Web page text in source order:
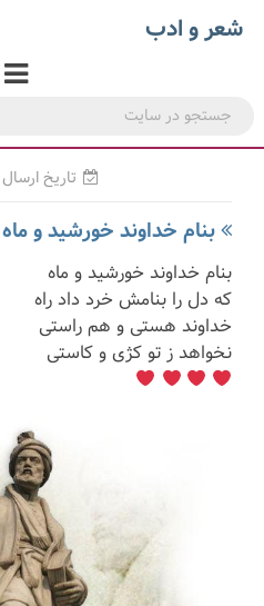
شعر و ادب
تاریخ ارسال : ۳ آبان
بنام خداوند خورشید و
بنام خداوند خورشید و ماه
که دل را بنامش خرد داد راه
خداوند هستی و هم راستی
نخواهد ز تو کژی و کاستی